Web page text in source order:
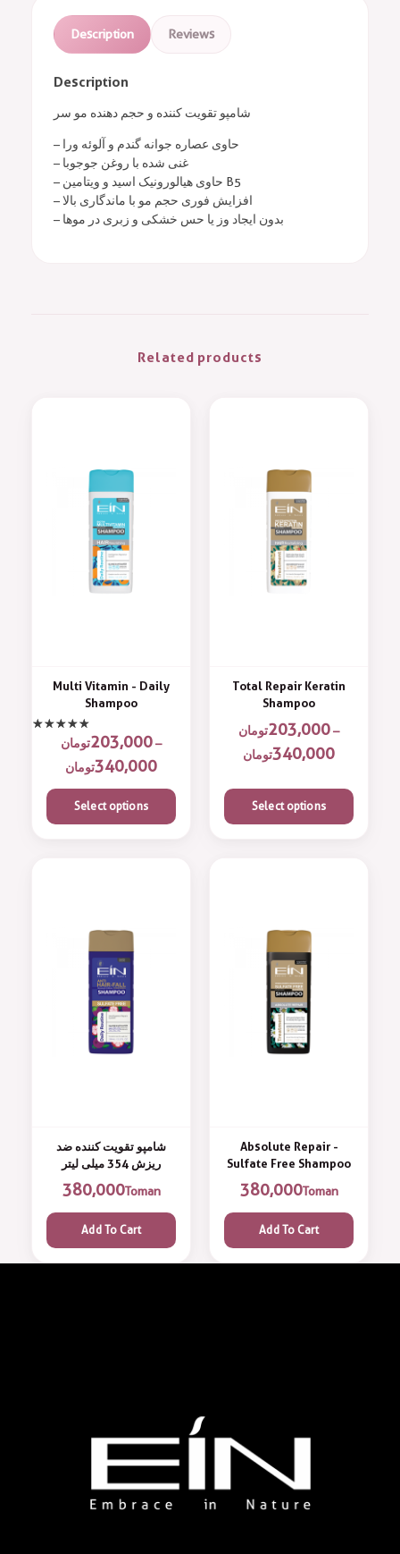
Description Reviews
Description
شامپو تقویت کننده و حجم دهنده مو سر
– حاوی عصاره جوانه گندم و آلوئه ورا
– غنی شده با روغن جوجوبا
– حاوی هیالورونیک اسید و ویتامین B5
– افزایش فوری حجم مو با ماندگاری بالا
– بدون ایجاد وز یا حس خشکی و زبری در موها
Related products
Multi Vitamin - Daily
Shampoo
203,000تومان –
340,000تومان
Select options
Total Repair Keratin
Shampoo
203,000تومان –
340,000تومان
Select options
شامپو تقویت کننده ضد
ریزش 354 میلی لیتر
380,000Toman
Add To Cart
Absolute Repair -
Sulfate Free Shampoo
380,000Toman
Add To Cart